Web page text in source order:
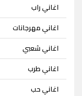
اغاني راب
اغاني مهرجانات
اغاني شعبي
اغاني طرب
اغاني حب